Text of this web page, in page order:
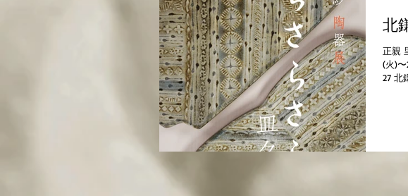
北
正親
(火)〜
27 北